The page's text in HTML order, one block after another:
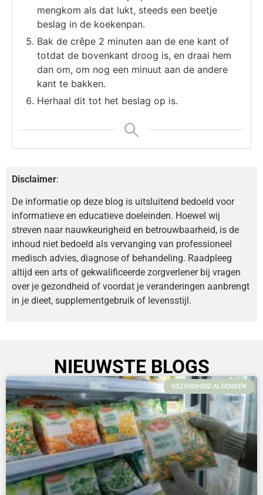
mengkom als dat lukt, steeds een beetje
beslag in de koekenpan.
Bak de crêpe 2 minuten aan de ene kant of
totdat de bovenkant droog is, en draai hem
dan om, om nog een minuut aan de andere
kant te bakken.
Herhaal dit tot het beslag op is.
Disclaimer:
De informatie op deze blog is uitsluitend bedoeld voor
informatieve en educatieve doeleinden. Hoewel wij
streven naar nauwkeurigheid en betrouwbaarheid, is de
inhoud niet bedoeld als vervanging van professioneel
medisch advies, diagnose of behandeling. Raadpleeg
altijd een arts of gekwalificeerde zorgverlener bij vragen
over je gezondheid of voordat je veranderingen aanbrengt
in je dieet, supplementgebruik of levensstijl.
NIEUWSTE BLOGS
GEZONDHEID ALGEMEEN